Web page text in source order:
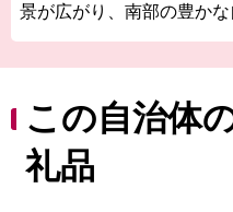
景が広がり、南部の豊か
いいたします。
この自治体
礼品